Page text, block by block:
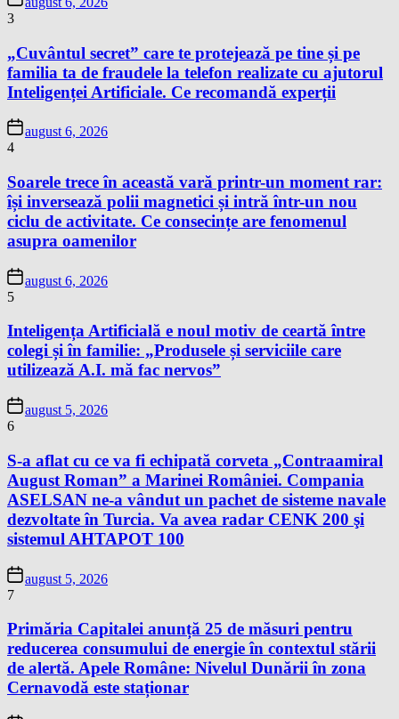
3
„Cuvântul secret” care te protejează pe tine și pe
familia ta de fraudele la telefon realizate cu ajutorul
Inteligenței Artificiale. Ce recomandă experții
august 6, 2026
4
Soarele trece în această vară printr-un moment rar:
își inversează polii magnetici și intră într-un nou
ciclu de activitate. Ce consecințe are fenomenul
asupra oamenilor
august 6, 2026
5
Inteligența Artificială e noul motiv de ceartă între
colegi și în familie: „Produsele și serviciile care
utilizează A.I. mă fac nervos”
august 5, 2026
6
S-a aflat cu ce va fi echipată corveta „Contraamiral
August Roman” a Marinei României. Compania
ASELSAN ne-a vândut un pachet de sisteme navale
dezvoltate în Turcia. Va avea radar CENK 200 şi
sistemul AHTAPOT 100
august 5, 2026
7
Primăria Capitalei anunță 25 de măsuri pentru
reducerea consumului de energie în contextul stării
de alertă. Apele Române: Nivelul Dunării în zona
Cernavodă este staționar